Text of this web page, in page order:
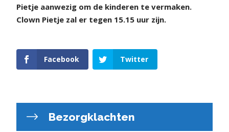
Pietje aanwezig om de kinderen te vermaken.
Clown Pietje zal er tegen 15.15 uur zijn.
Facebook Twitter
Bezorgklachten